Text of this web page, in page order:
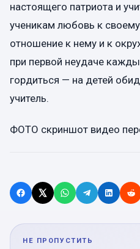
настоящего патриота и
ученикам любовь к
отношение к нему и к
при первой неудаче
гордиться — на детей
учитель.
ФОТО скриншот видео
НЕ ПРОПУСТИТЬ